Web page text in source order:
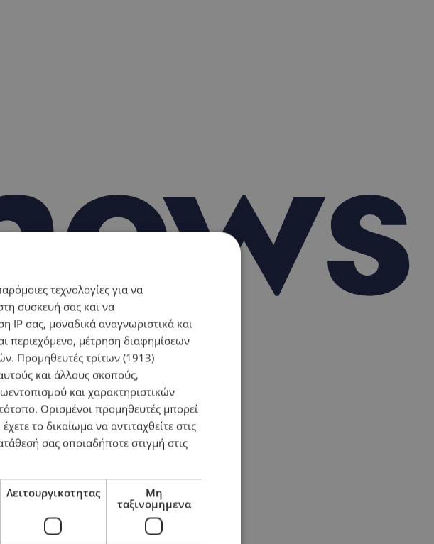
τεχνολογίες για να
συσκευή σας και να
IP σας, μοναδικά αναγνωριστικά και
περιεχόμενο, μέτρηση διαφημίσεων
Προμηθευτές τρίτων (1913)
και άλλους σκοπούς,
και χαρακτηριστικών
Ορισμένοι προμηθευτές μπορεί
το δικαίωμα να αντιταχθείτε στις
σας οποιαδήποτε στιγμή στις
Λειτουργικοτητας
Μη
ταξινομημενα